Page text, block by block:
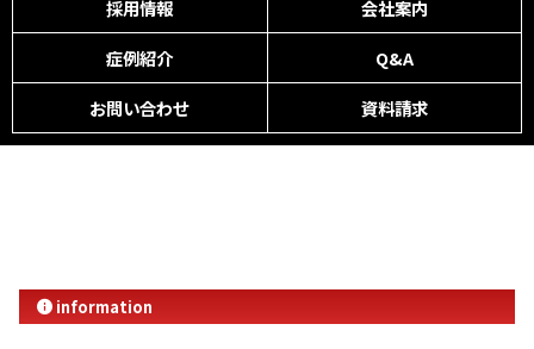
採用情報
会社案内
症例紹介
Q&A
お問い合わせ
資料請求
information